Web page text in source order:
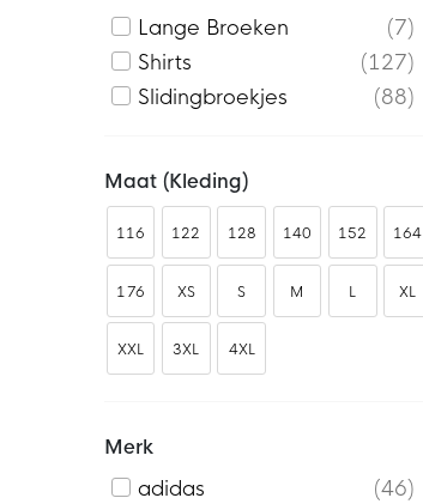
Lange Broeken
7
Shirts
127
Slidingbroekjes
88
Maat (kleding)
116 122 128 140 152 164
176 XS S M L XL
XXL 3XL 4XL
Merk
adidas
46